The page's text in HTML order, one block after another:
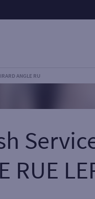
ANGLE RU
RUE